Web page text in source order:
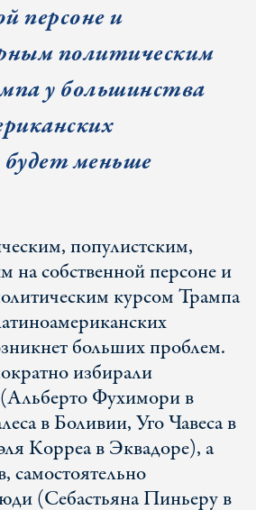
персоне и
политическим
у большинства
будет меньше
популистским,
на собственной персоне и
курсом Трампа
больших проблем.
избирали
Фухимори в
в Боливии, Уго Чавеса в
Корреа в Эквадоре), а
самостоятельно
(Себастьяна Пиньеру в